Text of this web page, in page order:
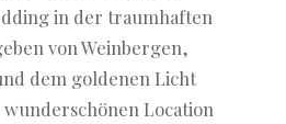
in der traumhaften
von Weinbergen,
dem goldenen Licht
Location